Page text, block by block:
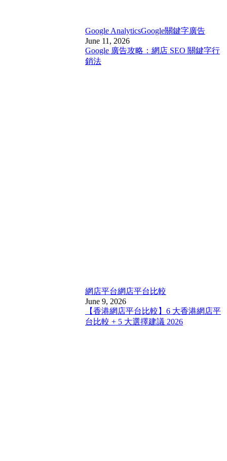
Google AnalyticsGoogle關鍵字廣告
June 11, 2026
Google 廣告攻略：網店 SEO 關鍵字行
銷法
網店平台網店平台比較
June 9, 2026
【香港網店平台比較】6 大香港網店平
台比較 + 5 大選擇建議 2026